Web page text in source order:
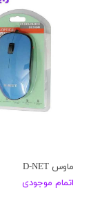
ماوس D-NET
اتمام موجودی